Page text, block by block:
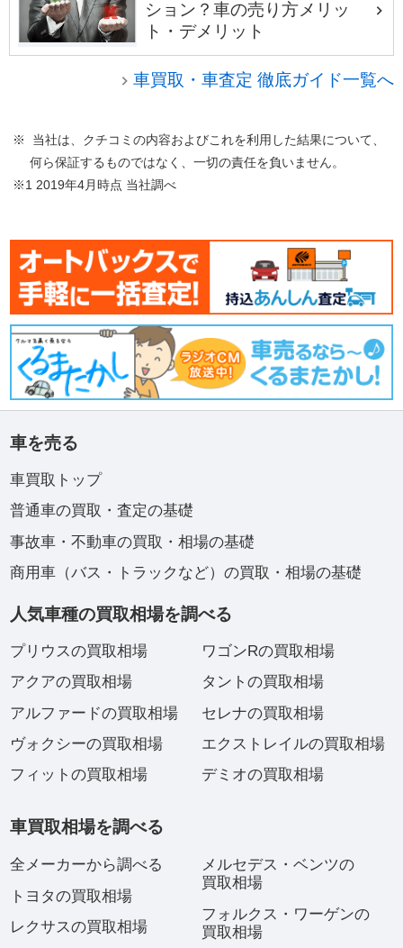
ション？車の売り方メリッ
ト・デメリット
車買取・車査定 徹底ガイド一覧へ
※ 当社は、クチコミの内容およびこれを利用した結果について、
何ら保証するものではなく、一切の責任を負いません。
※1 2019年4月時点 当社調べ
車を売る
車買取トップ
普通車の買取・査定の基礎
事故車・不動車の買取・相場の基礎
商用車（バス・トラックなど）の買取・相場の基礎
人気車種の買取相場を調べる
プリウスの買取相場
アクアの買取相場
アルファードの買取相場
ヴォクシーの買取相場
フィットの買取相場
ワゴンRの買取相場
タントの買取相場
セレナの買取相場
エクストレイルの買取相場
デミオの買取相場
車買取相場を調べる
全メーカーから調べる
トヨタの買取相場
レクサスの買取相場
メルセデス・ベンツの
買取相場
フォルクス・ワーゲンの
買取相場